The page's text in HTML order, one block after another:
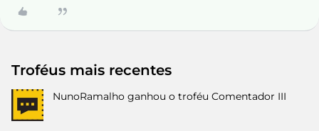
Troféus mais recentes
NunoRamalho ganhou o troféu Comentador III